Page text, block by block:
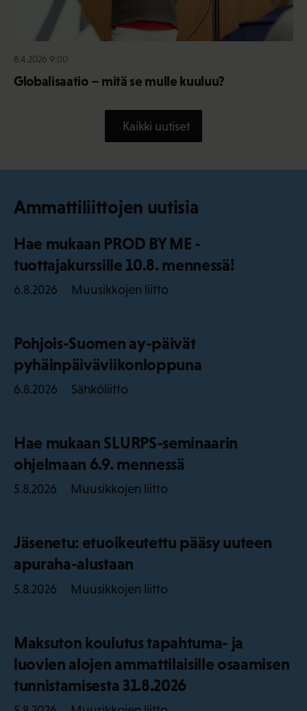
8.4.2026 9:00
Globalisaatio – mitä se mulle kuuluu?
Kaikki uutiset
Ammattiliittojen uutisia
Hae mukaan PROD BY ME -
tuottajakurssille 10.8. mennessä!
6.8.2026 Muusikkojen liitto
Pohjois-Suomen ay-päivät
pyhäinpäiväviikonloppuna
6.8.2026 Sähköliitto
Hae mukaan SLURPS-seminaarin
ohjelmaan 6.9. mennessä
5.8.2026 Muusikkojen liitto
Jäsenetu: etuoikeutettu pääsy uuteen
apuraha-alustaan
5.8.2026 Muusikkojen liitto
Maksuton koulutus tapahtuma- ja
luovien alojen ammattilaisille osaamisen
tunnistamisesta 31.8.2026